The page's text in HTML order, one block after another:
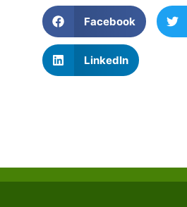
Facebook
LinkedIn